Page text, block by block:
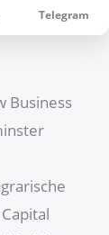
Telegram
Business